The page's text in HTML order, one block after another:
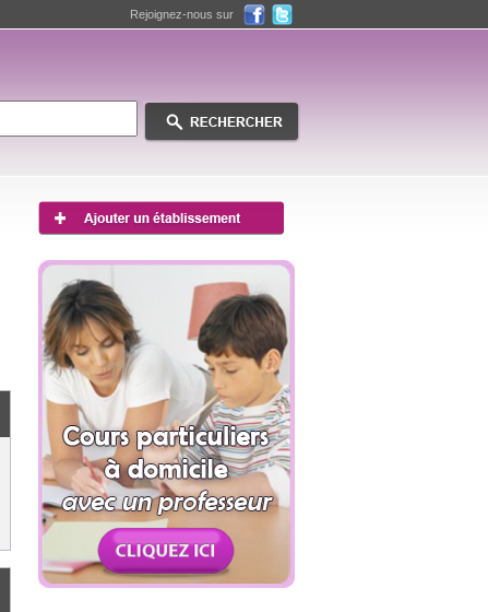
Rejoignez-nous sur